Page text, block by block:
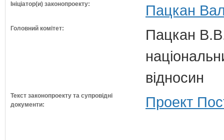
Ініціатор(и) законопроекту: Пацкан
Головний комітет:
Пацкан
відносин
Текст законопроекту та супровідні
документи:
Проект